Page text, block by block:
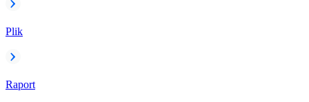
Plik
Raport